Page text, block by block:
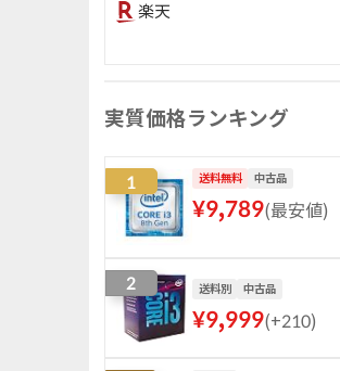
楽天
実質価格ランキング
1 送料無料 中古品
¥9,789(最安値)
2 送料別 中古品
¥9,999(+210)